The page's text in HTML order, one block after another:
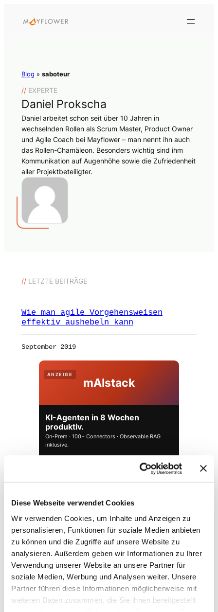
Diese Webseite verwendet Cookies
Wir verwenden Cookies, um Inhalte und Anzeigen zu
personalisieren, Funktionen für soziale Medien anbieten
zu können und die Zugriffe auf unsere Website zu
analysieren. Außerdem geben wir Informationen zu Ihrer
Verwendung unserer Website an unsere Partner für
soziale Medien, Werbung und Analysen weiter. Unsere
Partner führen diese Informationen möglicherweise mit
weiteren Daten zusammen, die Sie ihnen bereitgestellt
Blog » saboteur
//EXPERTE
Daniel Prokscha
Daniel arbeitet schon seit über 10 Jahren in
wechselnden Rollen als Scrum Master, Product Owner
und Agile Coach bei Mayflower – man nennt ihn auch
das Rollen-Chamäleon. Besonders wichtig sind ihm
Kommunikation auf Augenhöhe sowie die Zufriedenheit
aller Projektbeteiligter.
//LETZTE BEITRÄGE
Wie man agile Vorgehensweisen
effektiv aushebeln kann
September 2019
ANZEIGE
mAIstack
KI-Agenten in 8 Wochen
produktiv.
On-Prem · 100+ Connectors · Observable RAG
inklusive.
mAIstack → FOUNDATION